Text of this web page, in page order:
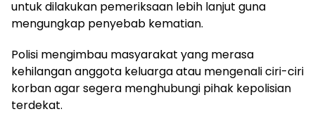
untuk dilakukan pemeriksaan lebih lanjut guna
mengungkap penyebab kematian.
Polisi mengimbau masyarakat yang merasa
kehilangan anggota keluarga atau mengenali ciri-ciri
korban agar segera menghubungi pihak kepolisian
terdekat.